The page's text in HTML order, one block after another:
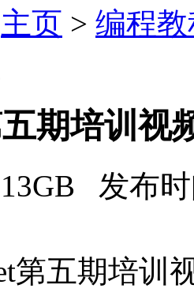
主页 > 编程
期培训视
发布
第五期培训